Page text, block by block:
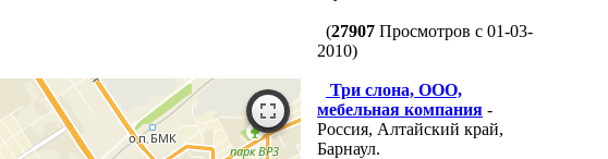
(27907 Просмотров с 01-03-
2010)
Три слона, ООО,
мебельная компания -
Россия, Алтайский край,
Барнаул.